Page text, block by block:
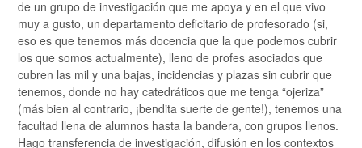
de un grupo de investigación que me apoya y en el que vivo
muy a gusto, un departamento deficitario de profesorado (si,
eso es que tenemos más docencia que la que podemos cubrir
los que somos actualmente), lleno de profes asociados que
cubren las mil y una bajas, incidencias y plazas sin cubrir que
tenemos, donde no hay catedráticos que me tenga “ojeriza”
(más bien al contrario, ¡bendita suerte de gente!), tenemos una
facultad llena de alumnos hasta la bandera, con grupos llenos.
Hago transferencia de investigación, difusión en los contextos